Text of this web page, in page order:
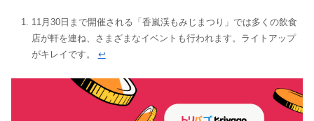
11月30日まで開催される「香嵐渓もみじまつり」では多くの飲食
店が軒を連ね、さまざまなイベントも行われます。ライトアップ
がキレイです。 ↩︎